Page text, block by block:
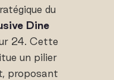
du
Dine
24. Cette
un pilier
proposant